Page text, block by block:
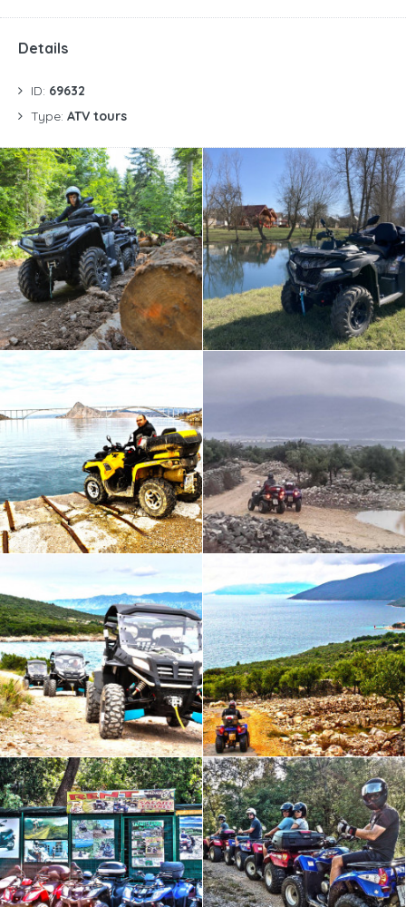
Details
ID: 69632
Type: ATV tours